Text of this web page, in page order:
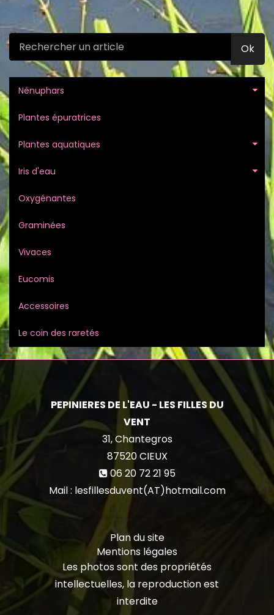
Ok
Nénuphars
Plantes épuratrices
Plantes aquatiques
Iris d'eau
Oxygénantes
Graminées
Vivaces
Eucomis
Accessoires
Le coin des raretés
PEPINIERES DE L'EAU - LES FILLES DU
VENT
31, Chantegros
87520CIEUX
06 20 72 21 95
Mail : lesfillesduvent(AT)hotmail.com
Plan du site
Mentions légales
Les photos sont des propriétés
intellectuelles, la reproduction est
interdite